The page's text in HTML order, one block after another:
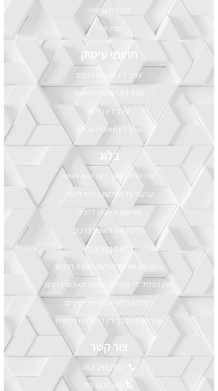
הצהרת נגישות
מפת אתר
תחומי עיסוק
עורך דין תאונות דרכים
עורך דין רשלנות רפואית
עורך דין נזיקין
עורך דין תאונות עבודה
בלוג
שכר טרחה עורך דין ביטוח לאומי
ערעור על החלטת ביטוח לאומי
תביעות תאונות דרכים
צליפת שוט תאונת דרכים
תאונת פגע וברח
כמה זמן אורכת תביעת תאונת דרכים
חוק הפלת"ד - פיצויים לנפגעי תאונות דרכים
רשלנות רפואית בטיפולי שיניים
שכר טרחה עורך דין לרשלנות רפואית
צור קשר
052-2952782
03-6136160